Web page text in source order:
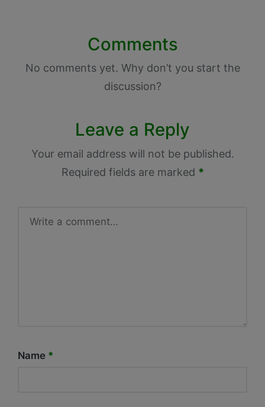
Comments
No comments yet. Why don’t you start the
discussion?
Leave a Reply
Your email address will not be published.
Required fields are marked *
Name *